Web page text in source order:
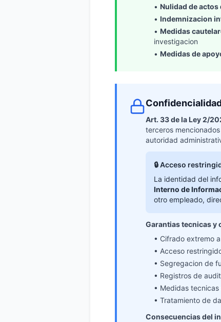
• Nulidad de actos
• Indemnizacion
• Medidas
investigacion
• Medidas de
Art. 33 de la Ley 2/
terceros
autoridad
🔒 Acceso
La identidad del
Interno de
otro empleado,
Garantias tecnicas y
• Cifrado extremo
• Acceso
• Segregacion de
• Registros de
• Medidas
• Tratamiento de
Consecuencias del